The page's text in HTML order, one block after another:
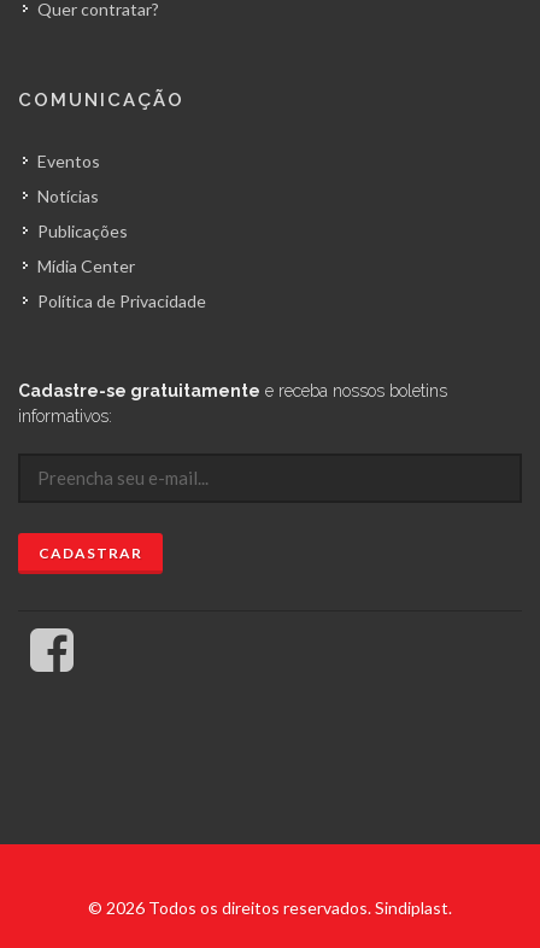
Quer contratar?
COMUNICAÇÃO
Eventos
Notícias
Publicações
Mídia Center
Política de Privacidade
Cadastre-se gratuitamente e receba nossos boletins
informativos:
© 2026 Todos os direitos reservados. Sindiplast.